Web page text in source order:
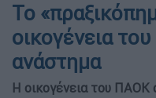
Το
οικογένεια
ανάστημα
Η οικογένεια του ΠΑΟΚ